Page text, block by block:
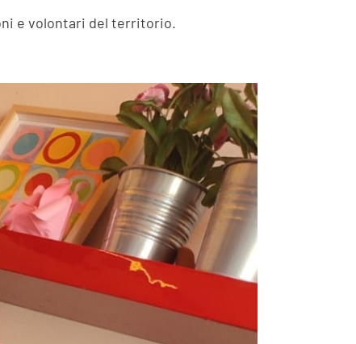
e volontari del territorio.